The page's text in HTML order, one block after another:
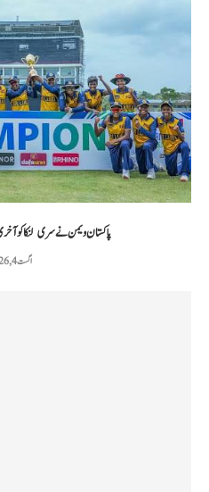
پاکستان ویمن نے سری لنکا کو آخری ٹی20 میں
اگست 4, 2026